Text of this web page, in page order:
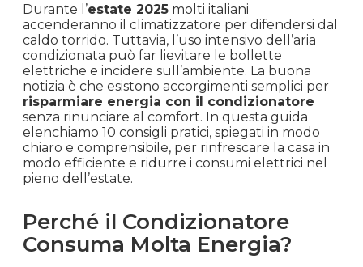
Durante l’estate 2025 molti italiani
accenderanno il climatizzatore per difendersi dal
caldo torrido. Tuttavia, l’uso intensivo dell’aria
condizionata può far lievitare le bollette
elettriche e incidere sull’ambiente. La buona
notizia è che esistono accorgimenti semplici per
risparmiare energia con il condizionatore
senza rinunciare al comfort. In questa guida
elenchiamo 10 consigli pratici, spiegati in modo
chiaro e comprensibile, per rinfrescare la casa in
modo efficiente e ridurre i consumi elettrici nel
pieno dell’estate.
Perché il Condizionatore
Consuma Molta Energia?